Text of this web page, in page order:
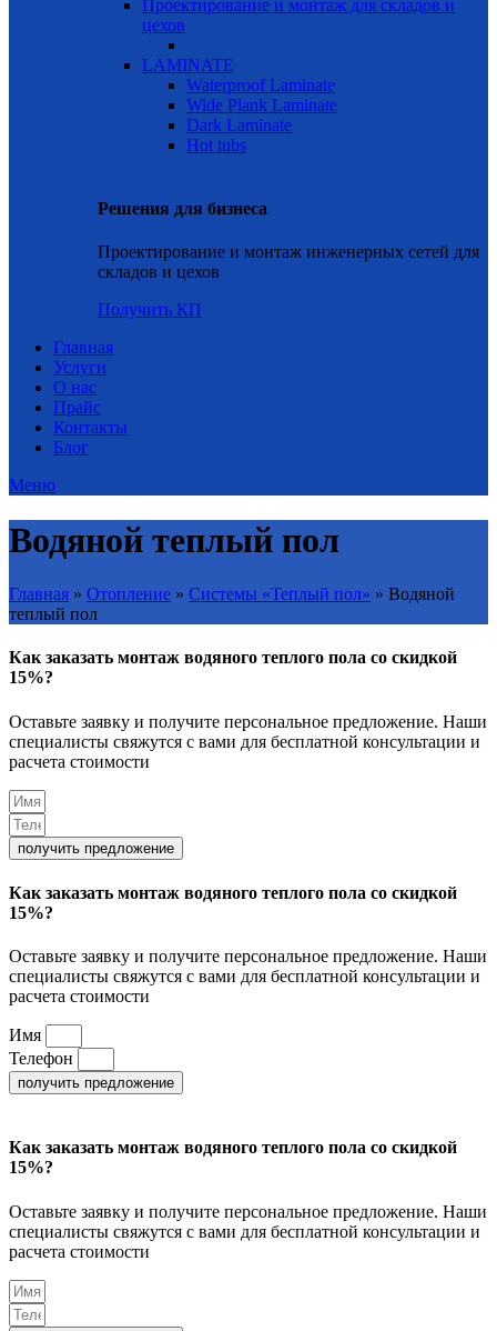
Проектирование и монтаж для складов и
цехов
LAMINATE
Waterproof Laminate
Wide Plank Laminate
Dark Laminate
Hot tubs
Решения для бизнеса
Проектирование и монтаж инженерных сетей для
складов и цехов
Получить КП
Главная
Услуги
О нас
Прайс
Контакты
Блог
Меню
Водяной теплый пол
Главная » Отопление » Системы «Теплый пол» » Водяной
теплый пол
Как заказать монтаж водяного теплого пола со скидкой
15%?
Оставьте заявку и получите персональное предложение. Наши
специалисты свяжутся с вами для бесплатной консультации и
расчета стоимости
получить предложение
Как заказать монтаж водяного теплого пола со скидкой
15%?
Оставьте заявку и получите персональное предложение. Наши
специалисты свяжутся с вами для бесплатной консультации и
расчета стоимости
Имя
Телефон
получить предложение
Как заказать монтаж водяного теплого пола со скидкой
15%?
Оставьте заявку и получите персональное предложение. Наши
специалисты свяжутся с вами для бесплатной консультации и
расчета стоимости